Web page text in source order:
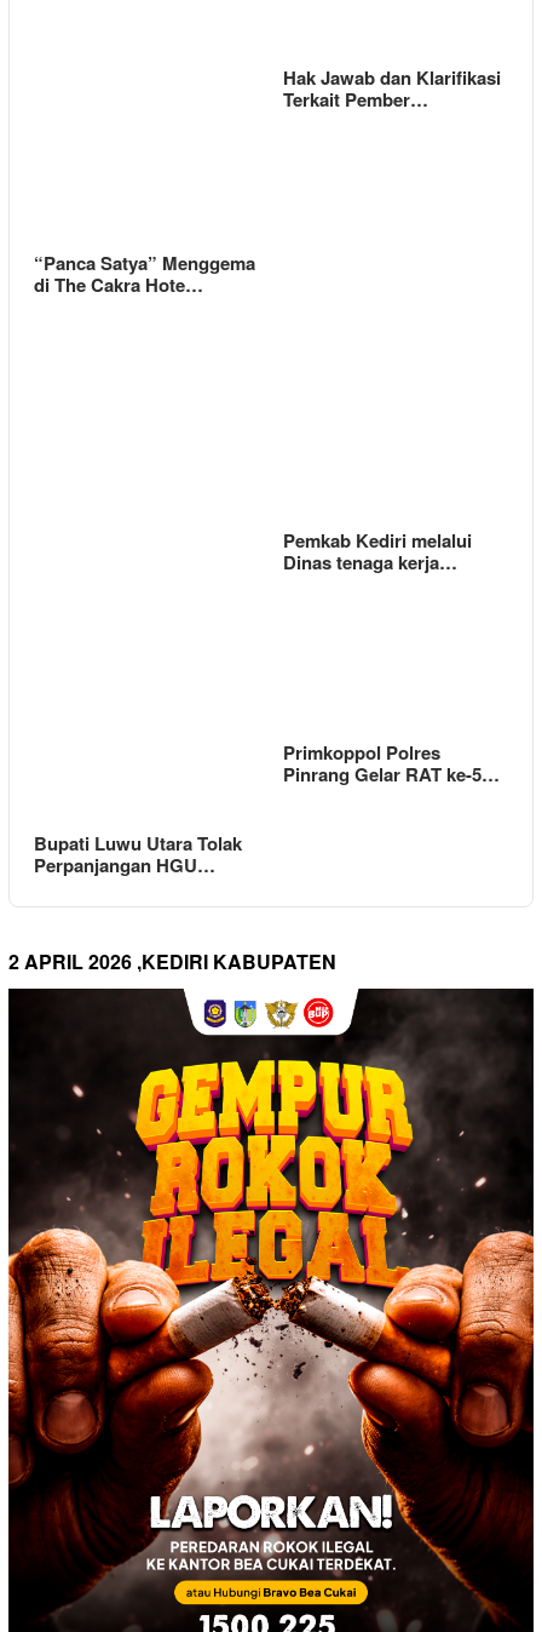
Hak Jawab dan Klarifikasi
Terkait Pember…
“Panca Satya” Menggema
di The Cakra Hote…
Pemkab Kediri melalui
Dinas tenaga kerja…
Bupati Luwu Utara Tolak
Perpanjangan HGU…
Primkoppol Polres
Pinrang Gelar RAT ke-5…
2 APRIL 2026 ,KEDIRI KABUPATEN